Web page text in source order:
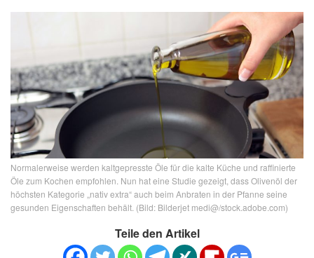
Normalerweise werden kaltgepresste Öle für die kalte Küche und raffinierte
Öle zum Kochen empfohlen. Nun hat eine Studie gezeigt, dass Olivenöl der
höchsten Kategorie „nativ extra“ auch beim Anbraten in der Pfanne seine
gesunden Eigenschaften behält. (Bild: Bilderjet medi@/stock.adobe.com)
Teile den Artikel